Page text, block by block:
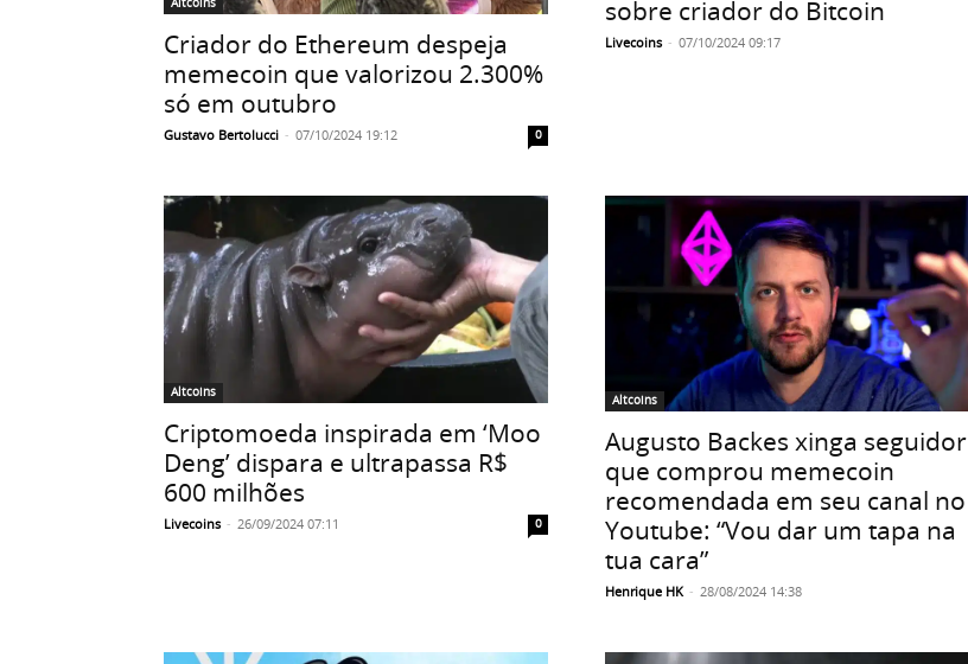
Criador do Ethereum despeja
memecoin que valorizou 2.300%
só em outubro
Gustavo Bertolucci - 07/10/2024 19:12 0
sobre criador do Bitcoin
Livecoins - 07/10/2024 09:17
Altcoins
Criptomoeda inspirada em ‘Moo
Deng’ dispara e ultrapassa R$
600 milhões
Livecoins - 26/09/2024 07:11 0
Altcoins
Augusto Backes xinga seguidor
que comprou memecoin
recomendada em seu canal no
Youtube: “Vou dar um tapa na
tua cara”
Henrique HK - 28/08/2024 14:38